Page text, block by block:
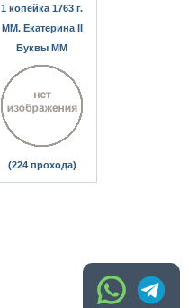
1 копейка 1763 г.
ММ. Екатерина II
Буквы ММ
(224 прохода)